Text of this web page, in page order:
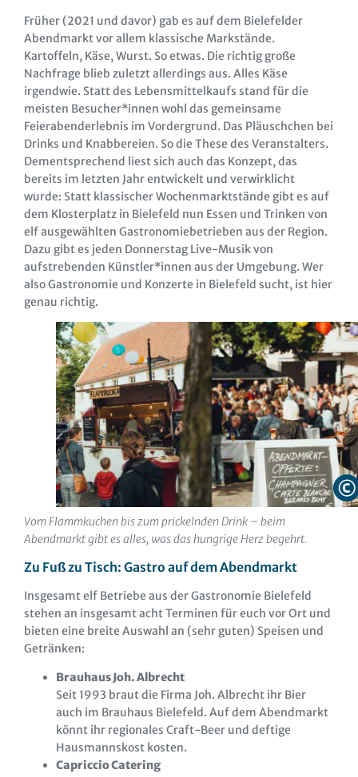
Früher (2021 und davor) gab es auf dem Bielefelder
Abendmarkt vor allem klassische Markstände.
Kartoffeln, Käse, Wurst. So etwas. Die richtig große
Nachfrage blieb zuletzt allerdings aus. Alles Käse
irgendwie. Statt des Lebensmittelkaufs stand für die
meisten Besucher*innen wohl das gemeinsame
Feierabenderlebnis im Vordergrund. Das Pläuschchen bei
Drinks und Knabbereien. So die These des Veranstalters.
Dementsprechend liest sich auch das Konzept, das
bereits im letzten Jahr entwickelt und verwirklicht
wurde: Statt klassischer Wochenmarktstände gibt es auf
dem Klosterplatz in Bielefeld nun Essen und Trinken von
elf ausgewählten Gastronomiebetrieben aus der Region.
Dazu gibt es jeden Donnerstag Live-Musik von
aufstrebenden Künstler*innen aus der Umgebung. Wer
also Gastronomie und Konzerte in Bielefeld sucht, ist hier
genau richtig.
Vom Flammkuchen bis zum prickelnden Drink – beim
Abendmarkt gibt es alles, was das hungrige Herz begehrt.
Zu Fuß zu Tisch: Gastro auf dem Abendmarkt
Insgesamt elf Betriebe aus der Gastronomie Bielefeld
stehen an insgesamt acht Terminen für euch vor Ort und
bieten eine breite Auswahl an (sehr guten) Speisen und
Getränken:
Brauhaus Joh. Albrecht
Seit 1993 braut die Firma Joh. Albrecht ihr Bier
auch im Brauhaus Bielefeld. Auf dem Abendmarkt
könnt ihr regionales Craft-Beer und deftige
Hausmannskost kosten.
Capriccio Catering